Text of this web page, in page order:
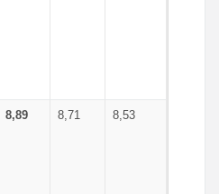
8,89 8,71 8,53